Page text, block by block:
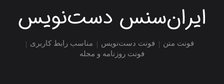
فونت متن فونت دست‌نویس
مناسب رابط کاربری
فونت روزنامه و مجله